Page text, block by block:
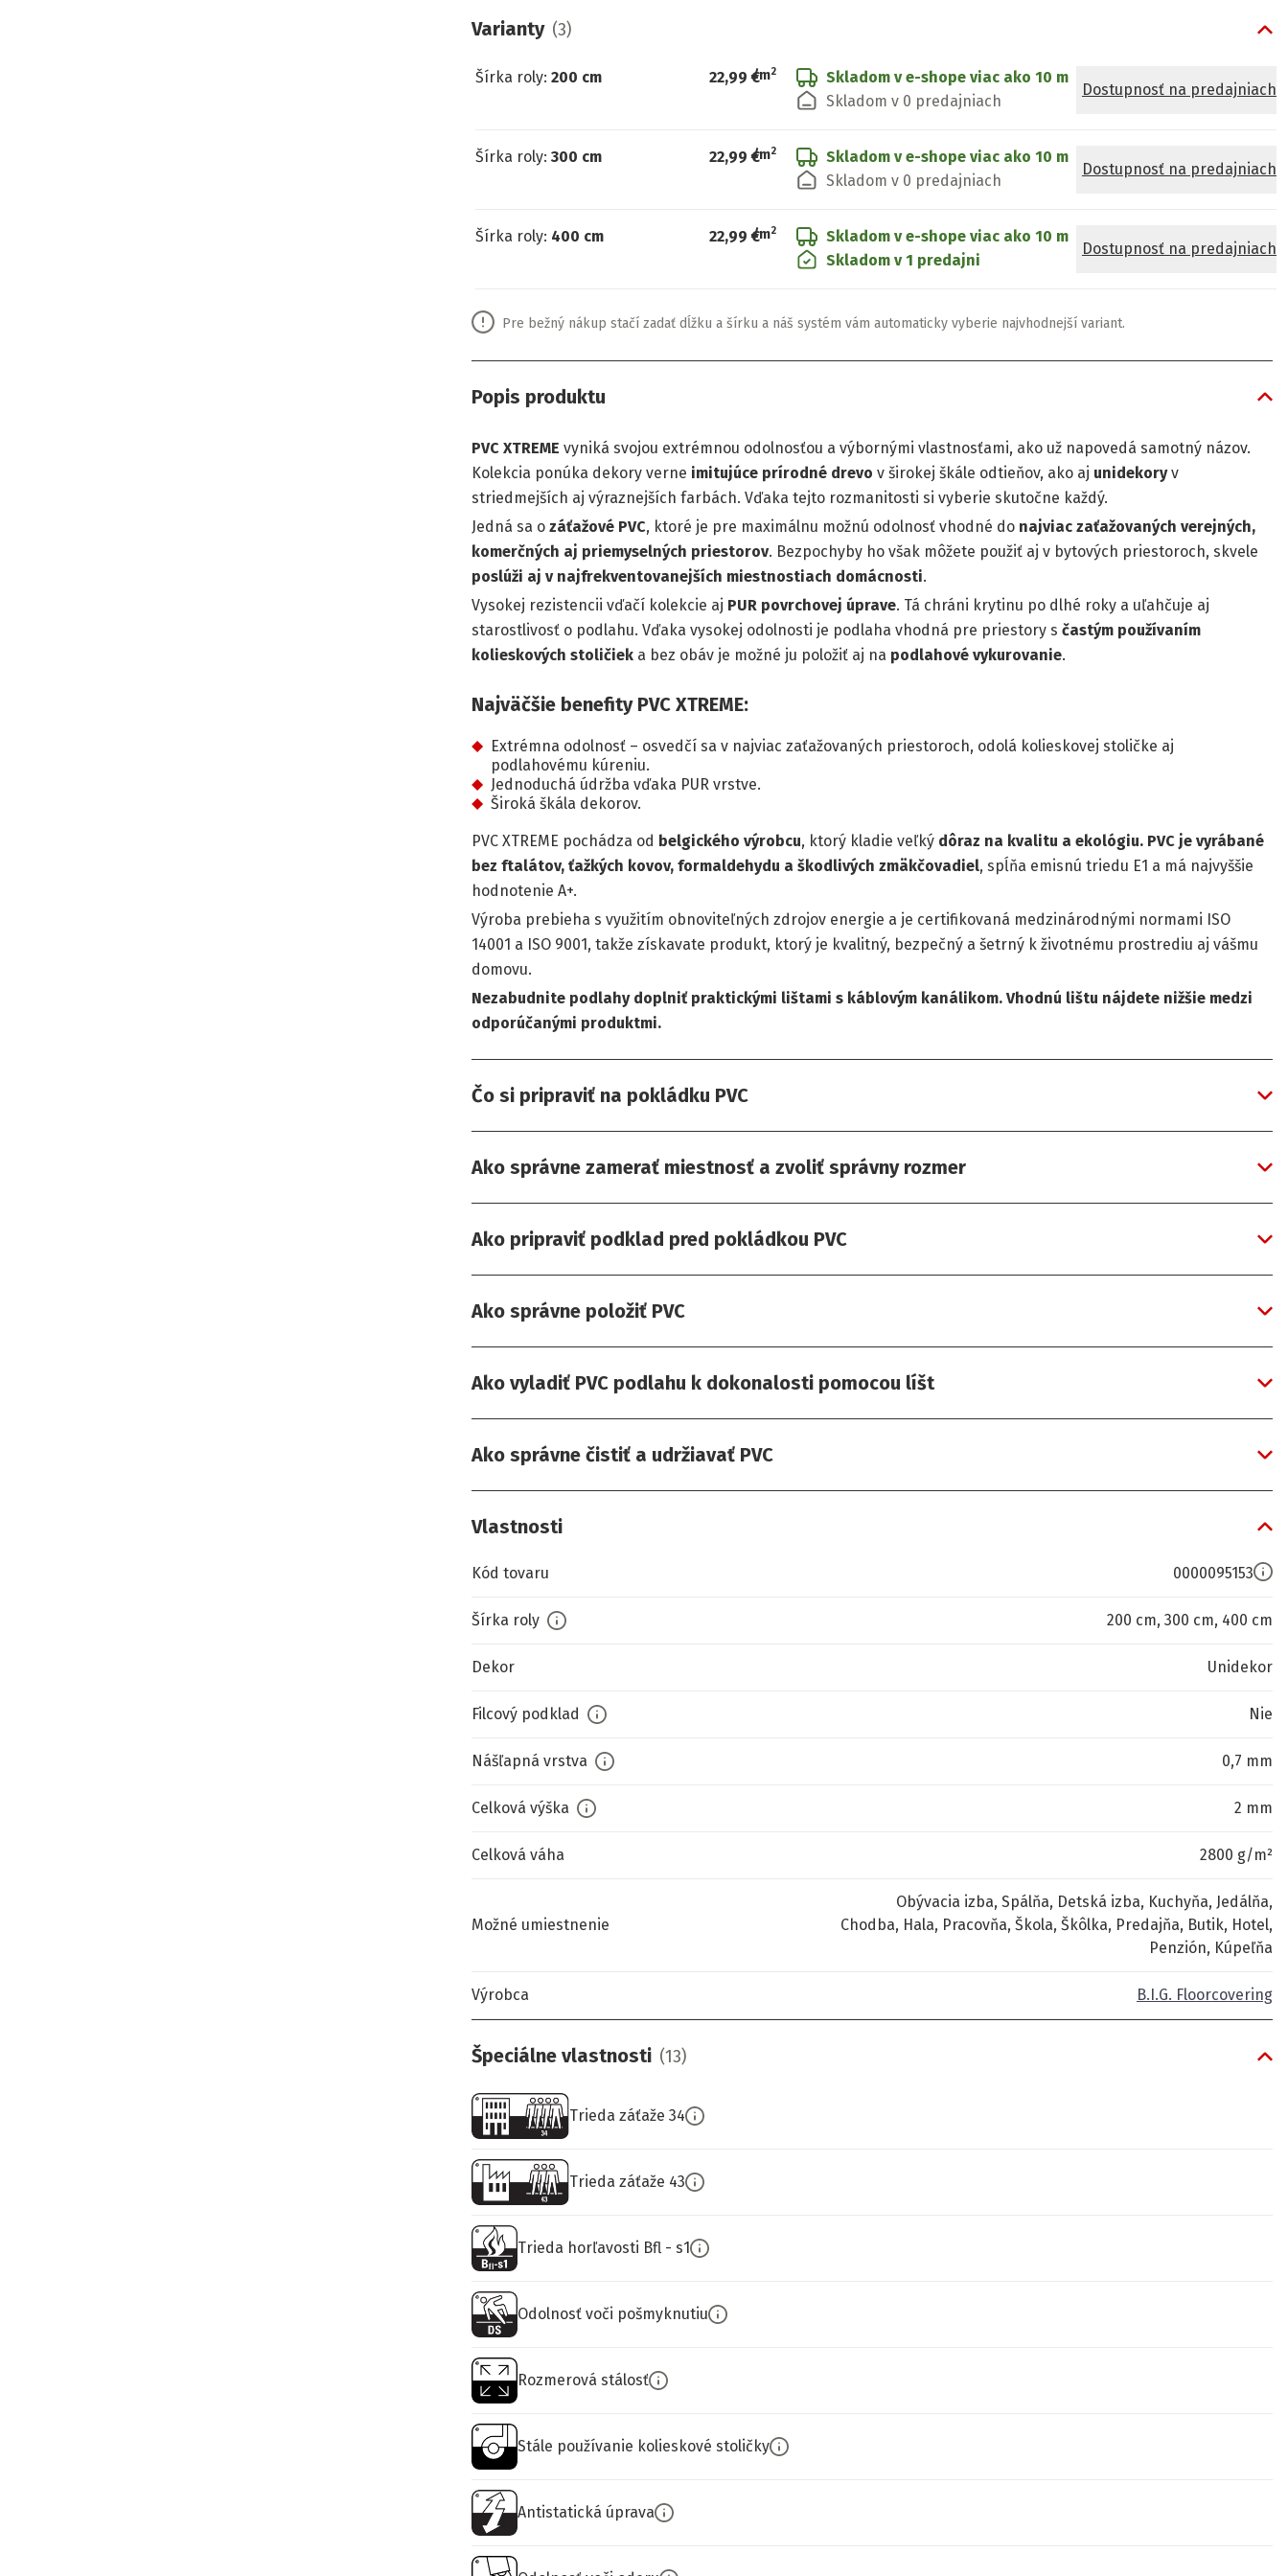
Varianty (3)
Šírka roly: 200 cm 22,99 €
/m2 Skladom v e-shope viac ako 10 m
Skladom v 0 predajniach
Dostupnosť na predajniach
Šírka roly: 300 cm 22,99 €
/m2 Skladom v e-shope viac ako 10 m
Skladom v 0 predajniach
Dostupnosť na predajniach
Šírka roly: 400 cm 22,99 €
/m2 Skladom v e-shope viac ako 10 m
Skladom v 1 predajni
Dostupnosť na predajniach
Pre bežný nákup stačí zadať dĺžku a šírku a náš systém vám automaticky vyberie najvhodnejší variant.
Popis produktu
PVC XTREME vyniká svojou extrémnou odolnosťou a výbornými vlastnosťami, ako už napovedá samotný názov.
Kolekcia ponúka dekory verne imitujúce prírodné drevo v širokej škále odtieňov, ako aj unidekoryv
striedmejších aj výraznejších farbách. Vďaka tejto rozmanitosti si vyberie skutočne každý.
Jedná sa o záťažové PVC, ktoré je pre maximálnu možnú odolnosť vhodné do najviac zaťažovaných verejných,
komerčných aj priemyselných priestorov. Bezpochyby ho však môžete použiť aj v bytových priestoroch, skvele
poslúži aj v najfrekventovanejších miestnostiach domácnosti.
Vysokej rezistencii vďačí kolekcie aj PUR povrchovej úprave. Tá chráni krytinu po dlhé roky a uľahčuje aj
starostlivosť o podlahu. Vďaka vysokej odolnosti je podlaha vhodná pre priestory s častým používaním
kolieskových stoličiek a bez obáv je možné ju položiť aj na podlahové vykurovanie.
Najväčšie benefity PVC XTREME:
Extrémna odolnosť – osvedčí sa v najviac zaťažovaných priestoroch, odolá kolieskovej stoličke aj
podlahovému kúreniu.
Jednoduchá údržba vďaka PUR vrstve.
Široká škála dekorov.
PVC XTREME pochádza od belgického výrobcu, ktorý kladie veľký dôraz na kvalitu a ekológiu. PVC je vyrábané
bez ftalátov, ťažkých kovov, formaldehydu a škodlivých zmäkčovadiel, spĺňa emisnú triedu E1 a má najvyššie
hodnotenie A+.
Výroba prebieha s využitím obnoviteľných zdrojov energie a je certifikovaná medzinárodnými normami ISO
14001 a ISO 9001, takže získavate produkt, ktorý je kvalitný, bezpečný a šetrný k životnému prostrediu aj vášmu
domovu.
Nezabudnite podlahy doplniť praktickými lištami s káblovým kanálikom. Vhodnú lištu nájdete nižšie medzi
odporúčanými produktmi.
Čo si pripraviť na pokládku PVC
Ako správne zamerať miestnosť a zvoliť správny rozmer
Ako pripraviť podklad pred pokládkou PVC
Ako správne položiť PVC
Ako vyladiť PVC podlahu k dokonalosti pomocou líšt
Ako správne čistiť a udržiavať PVC
Vlastnosti
Kód tovaru 0000095153
Šírka roly 200 cm, 300 cm, 400 cm
Dekor Unidekor
Filcový podklad Nie
Nášľapná vrstva 0,7 mm
Celková výška 2 mm
Celková váha 2800 g/m²
Možné umiestnenie
Obývacia izba, Spálňa, Detská izba, Kuchyňa, Jedálňa,
Chodba, Hala, Pracovňa, Škola, Škôlka, Predajňa, Butik, Hotel,
Penzión, Kúpeľňa
Výrobca B.I.G. Floorcovering
Špeciálne vlastnosti (13)
Trieda záťaže 34
Trieda záťaže 43
Trieda horľavosti Bfl - s1
Odolnosť voči pošmyknutiu
Rozmerová stálosť
Stále používanie kolieskové stoličky
Antistatická úprava